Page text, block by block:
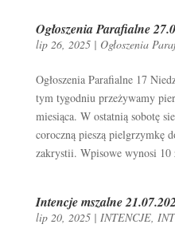
Ogłoszenia Parafialne
lip 26, 2025| Ogłoszenia
Ogłoszenia Parafialne 17
tym tygodniu przeżywamy
miesiąca. W ostatnią sobotę
coroczną pieszą pielgrzymkę
zakrystii. Wpisowe wynosi 10
Intencje mszalne
lip 20, 2025| INTENCJE,